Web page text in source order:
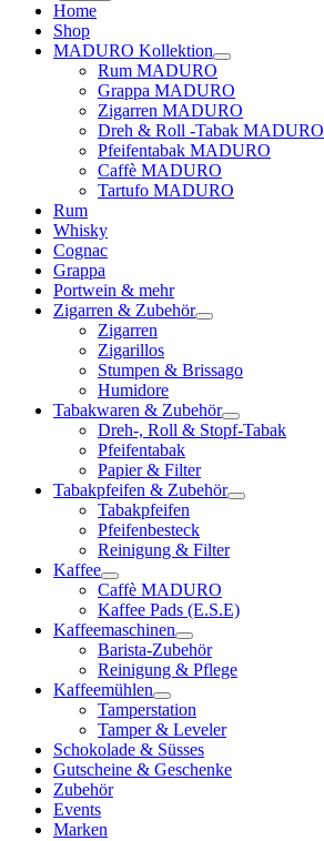
Home
Shop
MADURO Kollektion
Rum MADURO
Grappa MADURO
Zigarren MADURO
Dreh & Roll -Tabak MADURO
Pfeifentabak MADURO
Caffè MADURO
Tartufo MADURO
Rum
Whisky
Cognac
Grappa
Portwein & mehr
Zigarren & Zubehör
Zigarren
Zigarillos
Stumpen & Brissago
Humidore
Tabakwaren & Zubehör
Dreh-, Roll & Stopf-Tabak
Pfeifentabak
Papier & Filter
Tabakpfeifen & Zubehör
Tabakpfeifen
Pfeifenbesteck
Reinigung & Filter
Kaffee
Caffè MADURO
Kaffee Pads (E.S.E)
Kaffeemaschinen
Barista-Zubehör
Reinigung & Pflege
Kaffeemühlen
Tamperstation
Tamper & Leveler
Schokolade & Süsses
Gutscheine & Geschenke
Zubehör
Events
Marken